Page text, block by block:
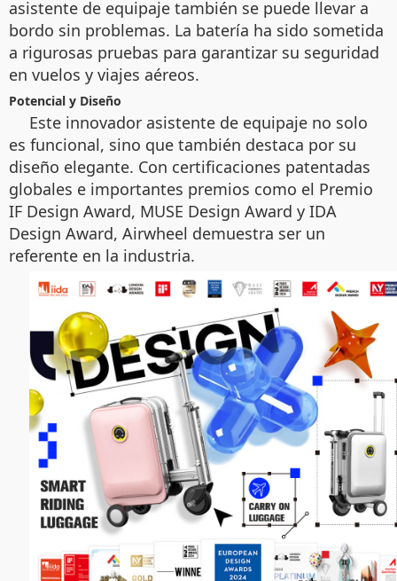
asistente de equipaje también se puede llevar a
bordo sin problemas. La batería ha sido sometida
a rigurosas pruebas para garantizar su seguridad
en vuelos y viajes aéreos.
Potencial y Diseño
Este innovador asistente de equipaje no solo
es funcional, sino que también destaca por su
diseño elegante. Con certificaciones patentadas
globales e importantes premios como el Premio
IF Design Award, MUSE Design Award y IDA
Design Award, Airwheel demuestra ser un
referente en la industria.